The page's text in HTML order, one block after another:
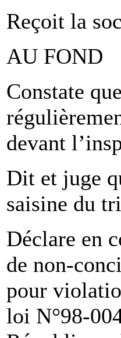
Reçoit la
AU FOND
Constate
devant
Dit et juge
saisine du
Déclare en
de non-
pour
loi N°98-